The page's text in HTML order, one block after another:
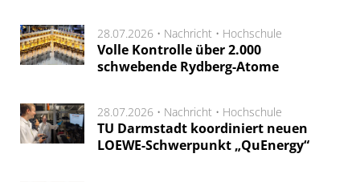
28.07.2026 • Nachricht • Hochschule
Volle Kontrolle über 2.000
schwebende Rydberg-Atome
28.07.2026 • Nachricht • Hochschule
TU Darmstadt koordiniert neuen
LOEWE-Schwerpunkt „QuEnergy“